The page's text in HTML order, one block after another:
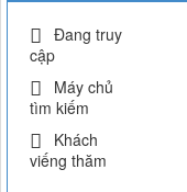
Đang truy
cập
Máy chủ
tìm kiếm
Khách
viếng thăm